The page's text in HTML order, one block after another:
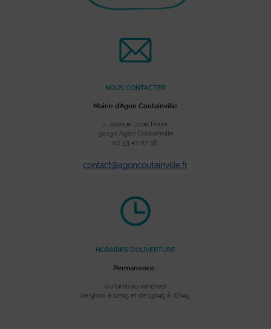
NOUS CONTACTER
Mairie d’Agon Coutainville
2, avenue Louis Périer
50230 Agon Coutainville
02 33 47 07 56
HORAIRES D’OUVERTURE
Permanence :
du lundi au vendredi
de 9h00 à 12h15 et de 13h45 à 16h45